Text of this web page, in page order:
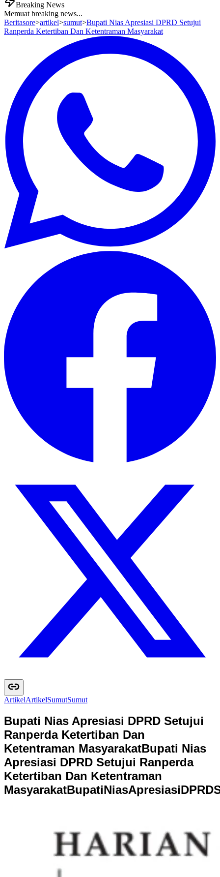
Breaking News
Memuat breaking news...
Beritasore>artikel>sumut>Bupati Nias Apresiasi DPRD Setujui
Ranperda Ketertiban Dan Ketentraman Masyarakat
ArtikelArtikelSumutSumut
Bupati Nias Apresiasi DPRD Setujui
Ranperda Ketertiban Dan
Ketentraman MasyarakatBupati Nias
Apresiasi DPRD Setujui Ranperda
Ketertiban Dan Ketentraman
MasyarakatBupatiNiasApresiasiDPRD